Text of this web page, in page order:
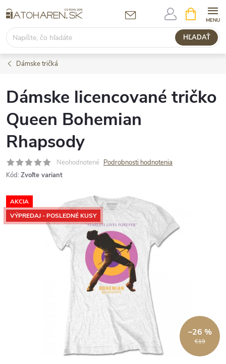
na
obsah
HĽADAŤ
KOŠÍK
Dámske tričká
Dámske licencované tričko
Queen Bohemian
Rhapsody
Neohodnotené Podrobnosti hodnotenia
Kód: Zvoľte variant
AKCIA
VÝPREDAJ - POSLEDNÉ KUSY
€19
–26 %